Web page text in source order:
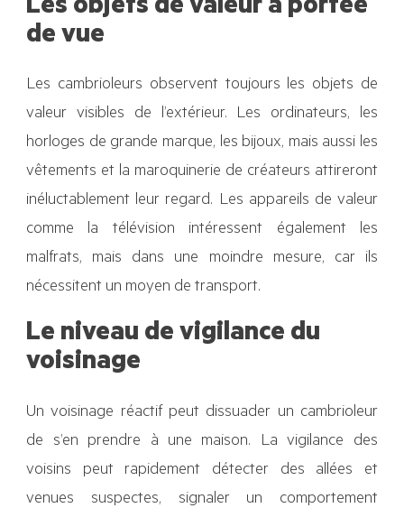
Les objets de valeur à portée
de vue
Les cambrioleurs observent toujours les objets de
valeur visibles de l’extérieur. Les ordinateurs, les
horloges de grande marque, les bijoux, mais aussi les
vêtements et la maroquinerie de créateurs attireront
inéluctablement leur regard. Les appareils de valeur
comme la télévision intéressent également les
malfrats, mais dans une moindre mesure, car ils
nécessitent un moyen de transport.
Le niveau de vigilance du
voisinage
Un voisinage réactif peut dissuader un cambrioleur
de s’en prendre à une maison. La vigilance des
voisins peut rapidement détecter des allées et
venues suspectes, signaler un comportement